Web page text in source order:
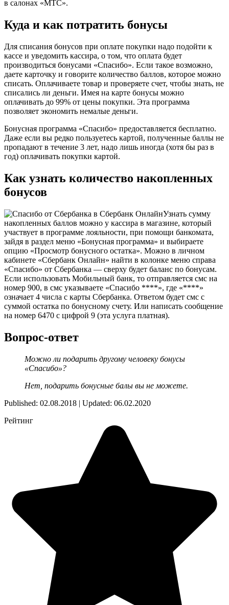
в салонах «МТС».
Куда и как потратить бонусы
Для списания бонусов при оплате покупки надо подойти к
кассе и уведомить кассира, о том, что оплата будет
производиться бонусами «Спасибо». Если такое возможно,
даете карточку и говорите количество баллов, которое можно
списать. Оплачиваете товар и проверяете счет, чтобы знать, не
списались ли деньги. Имея на карте бонусы можно
оплачивать до 99% от цены покупки. Эта программа
позволяет экономить немалые деньги.
Бонусная программа «Спасибо» предоставляется бесплатно.
Даже если вы редко пользуетесь картой, полученные баллы не
пропадают в течение 3 лет, надо лишь иногда (хотя бы раз в
год) оплачивать покупки картой.
Как узнать количество накопленных
бонусов
Узнать сумму
накопленных баллов можно у кассира в магазине, который
участвует в программе лояльности, при помощи банкомата,
зайдя в раздел меню «Бонусная программа» и выбираете
опцию «Просмотр бонусного остатка». Можно в личном
кабинете «Сбербанк Онлайн» найти в колонке меню справа
«Спасибо» от Сбербанка — сверху будет баланс по бонусам.
Если использовать Мобильный банк, то отправляется смс на
номер 900, в смс указываете «Спасибо ****», где «****»
означает 4 числа с карты Сбербанка. Ответом будет смс с
суммой остатка по бонусному счету. Или написать сообщение
на номер 6470 с цифрой 9 (эта услуга платная).
Вопрос-ответ
Можно ли подарить другому человеку бонусы
«Спасибо»?
Нет, подарить бонусные балы вы не можете.
Published: 02.08.2018 | Updated: 06.02.2020
Рейтинг